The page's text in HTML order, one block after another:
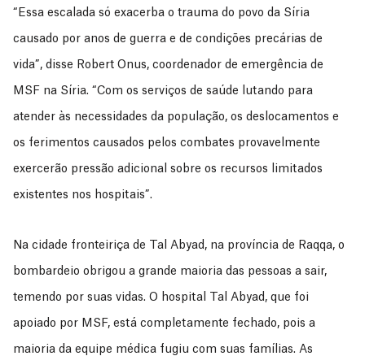
“Essa escalada só exacerba o trauma do povo da Síria
causado por anos de guerra e de condições precárias de
vida”, disse Robert Onus, coordenador de emergência de
MSF na Síria. “Com os serviços de saúde lutando para
atender às necessidades da população, os deslocamentos e
os ferimentos causados pelos combates provavelmente
exercerão pressão adicional sobre os recursos limitados
existentes nos hospitais”.
Na cidade fronteiriça de Tal Abyad, na província de Raqqa, o
bombardeio obrigou a grande maioria das pessoas a sair,
temendo por suas vidas. O hospital Tal Abyad, que foi
apoiado por MSF, está completamente fechado, pois a
maioria da equipe médica fugiu com suas famílias. As